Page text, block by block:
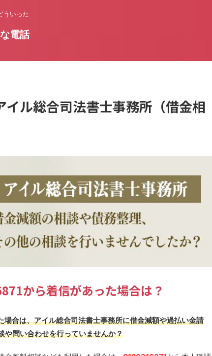
ういった
電話
ル総合司法書士事務所（借金相
から着信があった場合は？
合は、アイル総合司法書士事務所に借金減額や過払い金請
や問い合わせを行っていませんか？